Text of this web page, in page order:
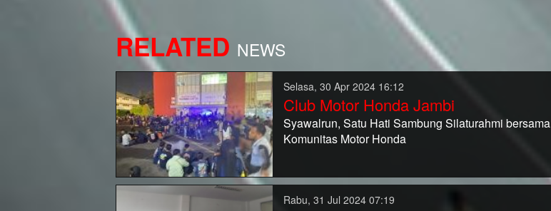
RELATED NEWS
Selasa, 30 Apr 2024 16:12
Club Motor Honda Jambi
Syawalrun, Satu Hati Sambung Silaturahmi bersama
Komunitas Motor Honda
Rabu, 31 Jul 2024 07:19